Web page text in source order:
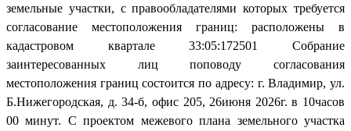
земельные участки, с правообладателями которых требуется
согласование местоположения границ: расположены в
кадастровом квартале 33:05:172501 Собрание
заинтересованных лиц поповоду согласования
местоположения границ состоится по адресу: г. Владимир, ул.
Б.Нижегородская, д. 34-б, офис 205, 26июня 2026г. в 10часов
00 минут. С проектом межевого плана земельного участка